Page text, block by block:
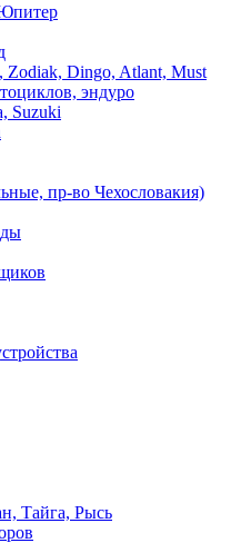
Zodiak, Dingo, Atlant, Must
эндуро
Suzuki
пр-во Чехословакия)
Тайга, Рысь